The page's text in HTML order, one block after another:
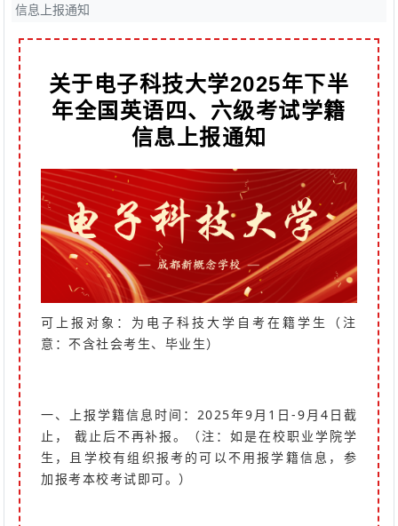
信息上报通知
关于电子科技大学2025年下半
年全国英语四、六级考试学籍
信息上报通知
可上报对象：为电子科技大学自考在籍学生（注
意：不含社会考生、毕业生）
一、上报学籍信息时间：2025年9月1日-9月4日截
止， 截止后不再补报。
（ 注：如是在校职业学院学
生，且学校有组织报考的可以不用报学籍信息，参
加报考本校考试即可。 ）